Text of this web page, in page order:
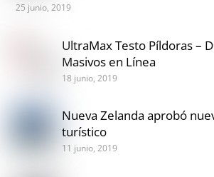
25 junio, 2019
UltraMax Testo Píldoras –
Masivos en Línea
18 junio, 2019
Nueva Zelanda aprobó
turístico
11 junio, 2019